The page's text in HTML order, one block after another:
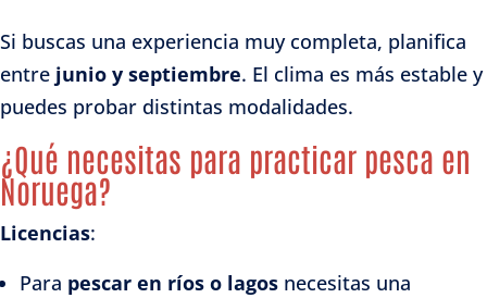
Si buscas una experiencia muy completa, planifica
entre junio y septiembre. El clima es más estable y
puedes probar distintas modalidades.
¿Qué necesitas para practicar pesca en
Noruega?
Licencias:
Para pescar en ríos o lagos necesitas una